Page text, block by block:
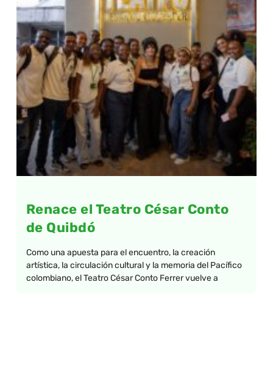
Renace el Teatro César Conto
de Quibdó
Como una apuesta para el encuentro, la creación
artística, la circulación cultural y la memoria del Pacífico
colombiano, el Teatro César Conto Ferrer vuelve a